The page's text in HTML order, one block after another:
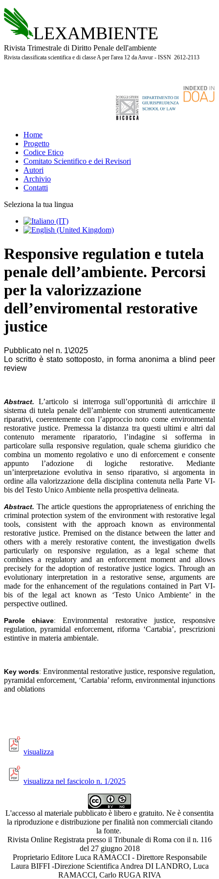
LEXAMBIENTE
Rivista Trimestrale di Diritto Penale dell'ambiente
Rivista classificata scientifica e di classe A per l'area 12 da Anvur - ISSN 2612-2113
Home
Progetto
Codice Etico
Comitato Scientifico e dei Revisori
Autori
Archivio
Contatti
Seleziona la tua lingua
Responsive regulation e tutela
penale dell’ambiente. Percorsi
per la valorizzazione
dell’enviromental restorative
justice
Pubblicato nel n. 1\2025
Lo scritto è stato sottoposto, in forma anonima a blind peer
review
Abstract.L’articolo si interroga sull’opportunità di arricchire il
sistema di tutela penale dell’ambiente con strumenti autenticamente
riparativi, coerentemente con l’approccio noto come environmental
restorative justice. Premessa la distanza tra questi ultimi e altri dal
contenuto meramente riparatorio, l’indagine si sofferma in
particolare sulla responsive regulation, quale schema giuridico che
combina un momento regolativo e uno di enforcement e consente
appunto l’adozione di logiche restorative. Mediante
un’interpretazione evolutiva in senso riparativo, si argomenta in
ordine alla valorizzazione della disciplina contenuta nella Parte VI-
bis del Testo Unico Ambiente nella prospettiva delineata.
Abstract. The article questions the appropriateness of enriching the
criminal protection system of the environment with restorative legal
tools, consistent with the approach known as environmental
restorative justice. Premised on the distance between the latter and
others with a merely restorative content, the investigation dwells
particularly on responsive regulation, as a legal scheme that
combines a regulatory and an enforcement moment and allows
precisely for the adoption of restorative justice logics. Through an
evolutionary interpretation in a restorative sense, arguments are
made for the enhancement of the regulations contained in Part VI-
bis of the legal act known as ‘Testo Unico Ambiente’ in the
perspective outlined.
Parole chiave:Environmental restorative justice, responsive
regulation, pyramidal enforcement, riforma ‘Cartabia’, prescrizioni
estintive in materia ambientale.
Key words: Environmental restorative justice, responsive regulation,
pyramidal enforcement, ‘Cartabia’ reform, environmental injunctions
and oblations
visualizza
visualizza nel fascicolo n. 1/2025
L'accesso al materiale pubblicato è libero e gratuito. Ne è consentita
la riproduzione e distribuzione per finalità non commerciali citando
la fonte.
Rivista Online Registrata presso il Tribunale di Roma con il n. 116
del 27 giugno 2018
Proprietario Editore Luca RAMACCI - Direttore Responsabile
Laura BIFFI -Direzione Scientifica Andrea DI LANDRO, Luca
RAMACCI, Carlo RUGA RIVA